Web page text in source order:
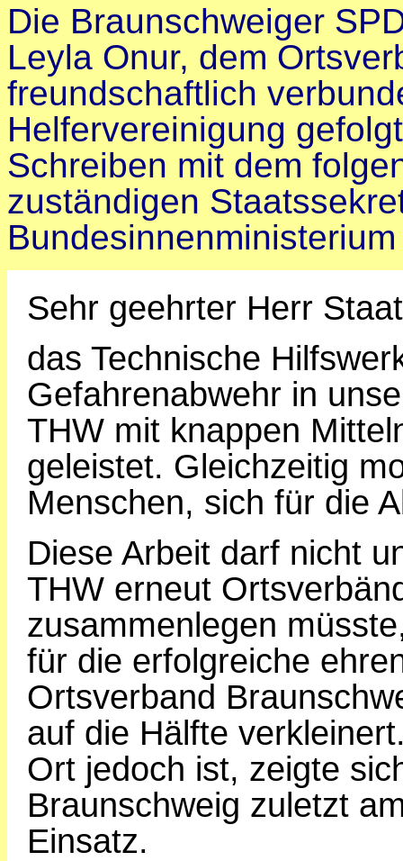
Die Braunschweiger
Leyla Onur, dem
freundschaftlich
Helfervereinigung
Schreiben mit dem
zuständigen
Sehr geehrter Herr
das Technische
Gefahrenabwehr in
THW mit knappen
geleistet. Gleichzeitig
Menschen, sich für die
Diese Arbeit darf nicht
THW erneut
zusammenlegen
für die erfolgreiche
Ortsverband
auf die Hälfte
Ort jedoch ist, zeigte
Braunschweig zuletzt
Einsatz.